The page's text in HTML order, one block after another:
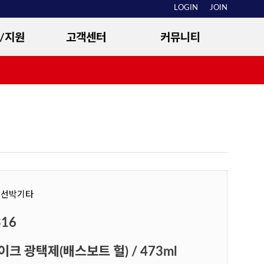
LOGIN JOIN
지원 고객센터 커뮤니티
박기타
크 광택제(배스보트 헐) / 473ml